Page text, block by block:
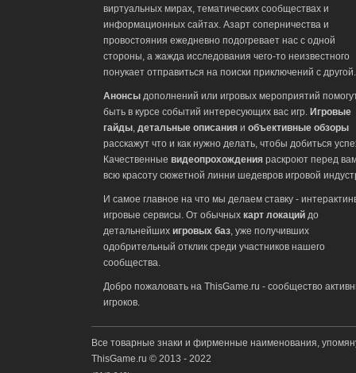
виртуальных мирах, тематических сообществах и
информационных сайтах. Азарт соперничества и
провостояния ежедневно подогревает нас с одной
стороны, а жажда исследования чего-то неизвестного
понукает отправиться на поиски приключений с другой.
Анонсы дополнений или игровых мероприятий
быть в курсе событий интересующих вас игр. Игровые
гайды, детальные описания и объективные обзоры
расскажут что и как нужно делать, чтобы добиться
Качественные видеопрохождения раскроют перед
всю красоту сюжетной линни шедевров игровой
И самое главное на что мы делаем ставку -
игровые сервисы. От обычных карт локаций до
детальнейших игровых баз, уже получивших
одобрительный отклик среди участников нашего
сообщества.
Добро пожаловать на ThisGame.ru - сообщество
игроков.
Все товарные знаки и фирменные наименования,
ThisGame.ru © 2013 - 2022